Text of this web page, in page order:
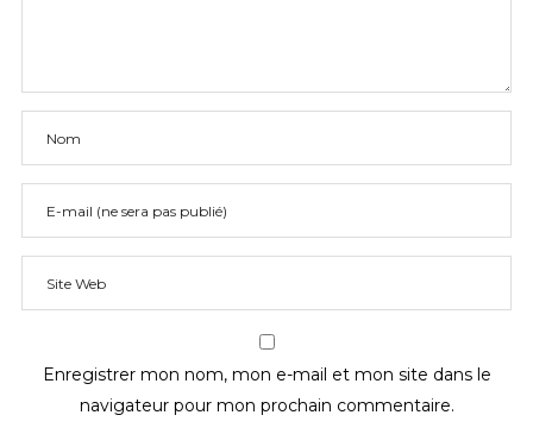
Enregistrer mon nom, mon e-mail et mon site dans le
navigateur pour mon prochain commentaire.